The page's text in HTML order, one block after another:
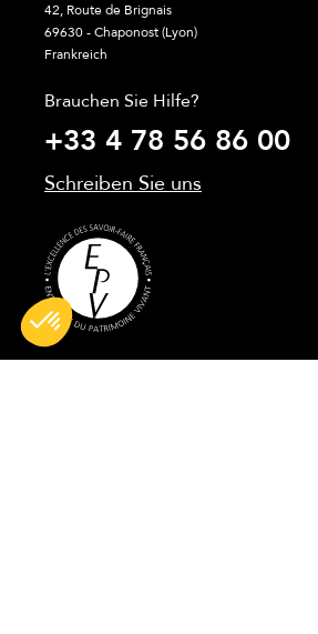
42, Route de Brignais
69630 - Chaponost (Lyon)
Frankreich
Brauchen Sie Hilfe?
+33 4 78 56 86 00
Schreiben Sie uns